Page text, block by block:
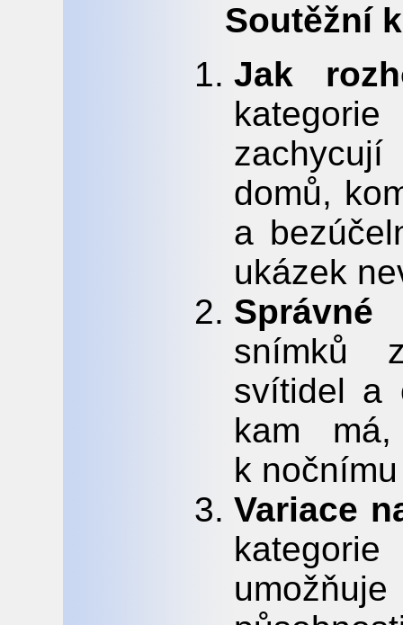
Soutěžní
Jak
domů,
a
ukázek
Správné
snímků
svítidel a
kam
k
Variace